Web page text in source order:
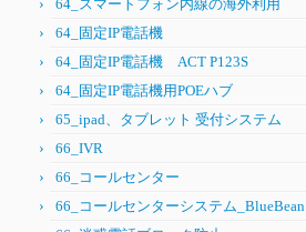
64_スマートフォン内線の海外利用
64_固定IP電話機
64_固定IP電話機 ACT P123S
64_固定IP電話機用POEハブ
65_ipad、タブレット 受付システム
66_IVR
66_コールセンター
66_コールセンターシステム_BlueBean